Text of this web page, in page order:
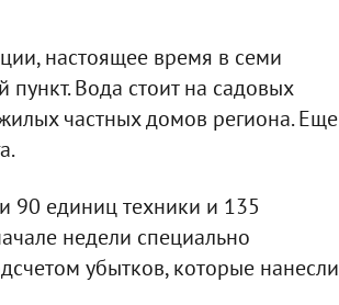
настоящее время в семи
Вода стоит на садовых
частных домов региона. Еще
90 единиц техники и 135
недели специально
убытков, которые нанесли